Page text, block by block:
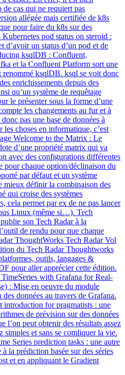
de cas qui ne requiert pas
allégée mais certifiée de k8s
pour faire du k8s sur des
pod status on steroid :
un status d’un pod et de
ksqlDB : Confluent,
et la Confluent Platform sort une
renommé ksqlDB. ksql se voit donc
enrichissements depuis des
qu’un système de requêtage
le présenter sous la forme d’une
les changements au fur et à
pas une base de données à
choses en informatique, c’est
Welcome to the Matrix : Le
d’une propriété matrix qui va
avec des configurations différentes
pour chaque option/déclinaison du
par défaut et un système
mieux définir la combinaison des
qui croise des systèmes
cela permet par ex de ne pas lancer
Linux (même si…). Tech
son Tech Radar à la
de rendu pour que chaque
ThoughtWorks Tech Radar Vol
du Tech Radar Thoughtworks
outils, langages &
pour aller apprécier cette édition.
with Grafana for Real-
: Mise en oeuvre du module
données au travers de Grafana.
introduction for pragmatists : une
de prévision sur des données
l’on peut obtenir des résultats assez
simples et sans se comliquer la vie.
Series prediction tasks : une autre
la prédiction basée sur des séries
et en appliquant le Gradient